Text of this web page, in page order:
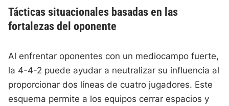
Tácticas situacionales basadas en las
fortalezas del oponente
Al enfrentar oponentes con un mediocampo fuerte,
la 4-4-2 puede ayudar a neutralizar su influencia al
proporcionar dos líneas de cuatro jugadores. Este
esquema permite a los equipos cerrar espacios y